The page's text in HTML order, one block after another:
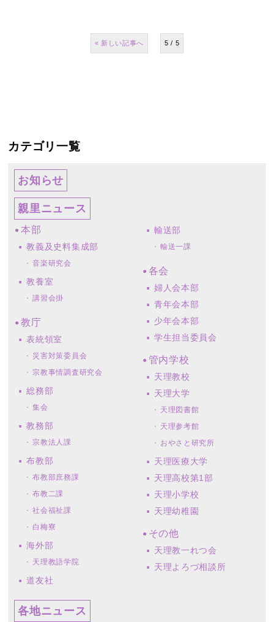
5 / 5
«
カテゴリ一覧
お知らせ
親里ニュース
本部
教義及史料集成部
音楽研究会
教養室
講習会掛
教庁
表統領室
災害対策委員会
宗教事情調査研究会
総務部
集会
教務部
宗教法人課
布教部
布教部庶務課
布教二課
社会福祉課
白梅寮
海外部
天理教語学院
道友社
輸送部
輸送一課
各会
婦人会本部
青年会本部
少年会本部
学生担当委員会
管内学校
天理教校
天理大学
天理図書館
天理参考館
おやさと研究所
天理医療大学
天理高校第1部
天理小学校
天理幼稚園
その他
天理教一れつ会
天理よろづ相談所
各地ニュース